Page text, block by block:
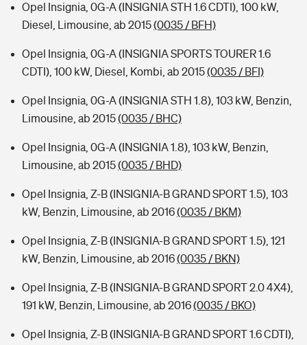
Opel Insignia, 0G-A (INSIGNIA STH 1.6 CDTI), 100 kW,
Diesel, Limousine, ab 2015(0035 / BFH)
Opel Insignia, 0G-A (INSIGNIA SPORTS TOURER 1.6
CDTI), 100 kW, Diesel, Kombi, ab 2015(0035 / BFI)
Opel Insignia, 0G-A (INSIGNIA STH 1.8), 103 kW, Benzin,
Limousine, ab 2015(0035 / BHC)
Opel Insignia, 0G-A (INSIGNIA 1.8), 103 kW, Benzin,
Limousine, ab 2015(0035 / BHD)
Opel Insignia, Z-B (INSIGNIA-B GRAND SPORT 1.5), 103
kW, Benzin, Limousine, ab 2016(0035 / BKM)
Opel Insignia, Z-B (INSIGNIA-B GRAND SPORT 1.5), 121
kW, Benzin, Limousine, ab 2016(0035 / BKN)
Opel Insignia, Z-B (INSIGNIA-B GRAND SPORT 2.0 4X4),
191 kW, Benzin, Limousine, ab 2016(0035 / BKO)
Opel Insignia, Z-B (INSIGNIA-B GRAND SPORT 1.6 CDTI),